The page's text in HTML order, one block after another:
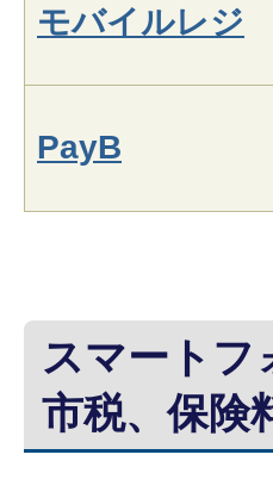
モバイルレジ
PayB
スマートフ
市税、保険